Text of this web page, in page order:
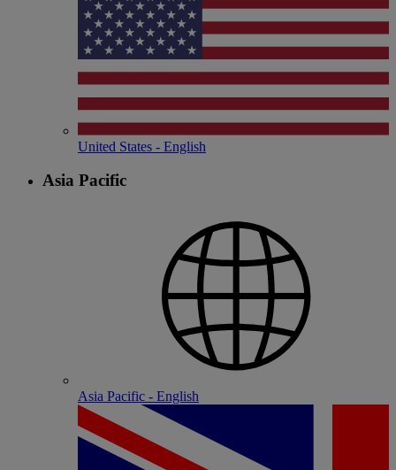
United States - English
Asia Pacific
Asia Pacific - English